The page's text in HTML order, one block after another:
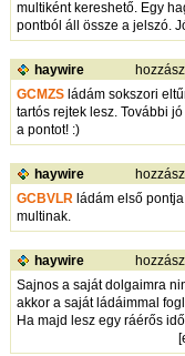
multiként kereshető. Egy
pontból áll össze a jelszó.
haywire
GCMZS ládám sokszori
tartós rejtek lesz. További
a pontot! :)
haywire
GCBVLR ládám első
multinak.
haywire
Sajnos a saját dolgaimra
akkor a saját ládáimmal
Ha majd lesz egy ráérős
[